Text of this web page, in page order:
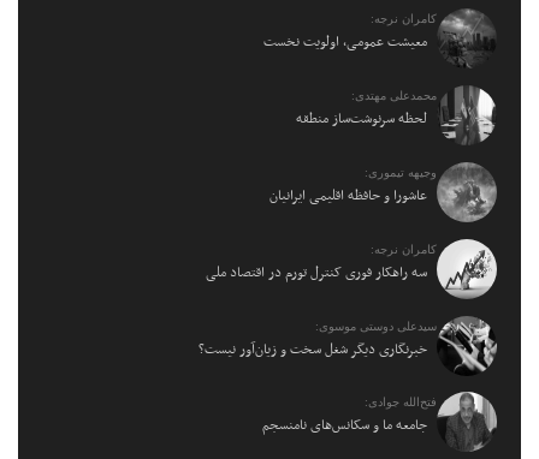
کامران نرجه:
معیشت عمومی، اولویت نخست
محمدعلی مهتدی:
لحظه سرنوشت‌ساز منطقه
وجیهه تیموری:
عاشورا و حافظه اقلیمی ایرانیان
کامران نرجه:
سه راهکار فوری کنترل تورم در اقتصاد ملی
سیدعلی دوستی موسوی:
خبرنگاری دیگر شغل سخت و زیان‌آور نیست؟
فتح‌الله جوادی:
جامعه ما و سکانس‌های نامنسجم